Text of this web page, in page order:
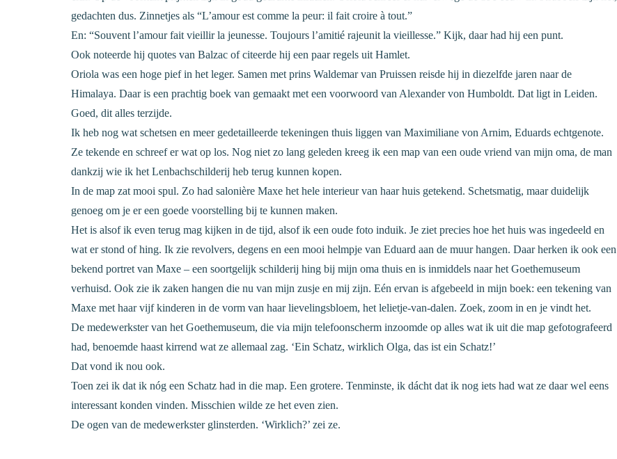
gedachten dus. Zinnetjes als “L’amour est comme la peur: il fait croire à tout.”
En: “Souvent l’amour fait vieillir la jeunesse. Toujours l’amitié rajeunit la vieillesse.” Kijk, daar had hij een punt.
Ook noteerde hij quotes van Balzac of citeerde hij een paar regels uit Hamlet.
Oriola was een hoge pief in het leger. Samen met prins Waldemar van Pruissen reisde hij in diezelfde jaren naar de
Himalaya. Daar is een prachtig boek van gemaakt met een voorwoord van Alexander von Humboldt. Dat ligt in Leiden.
Goed, dit alles terzijde.
Ik heb nog wat schetsen en meer gedetailleerde tekeningen thuis liggen van Maximiliane von Arnim, Eduards echtgenote.
Ze tekende en schreef er wat op los. Nog niet zo lang geleden kreeg ik een map van een oude vriend van mijn oma, de man
dankzij wie ik het Lenbachschilderij heb terug kunnen kopen.
In de map zat mooi spul. Zo had salonière Maxe het hele interieur van haar huis getekend. Schetsmatig, maar duidelijk
genoeg om je er een goede voorstelling bij te kunnen maken.
Het is alsof ik even terug mag kijken in de tijd, alsof ik een oude foto induik. Je ziet precies hoe het huis was ingedeeld en
wat er stond of hing. Ik zie revolvers, degens en een mooi helmpje van Eduard aan de muur hangen. Daar herken ik ook een
bekend portret van Maxe – een soortgelijk schilderij hing bij mijn oma thuis en is inmiddels naar het Goethemuseum
verhuisd. Ook zie ik zaken hangen die nu van mijn zusje en mij zijn. Eén ervan is afgebeeld in mijn boek: een tekening van
Maxe met haar vijf kinderen in de vorm van haar lievelingsbloem, het lelietje-van-dalen. Zoek, zoom in en je vindt het.
De medewerkster van het Goethemuseum, die via mijn telefoonscherm inzoomde op alles wat ik uit die map gefotografeerd
had, benoemde haast kirrend wat ze allemaal zag. ‘Ein Schatz, wirklich Olga, das ist ein Schatz!’
Dat vond ik nou ook.
Toen zei ik dat ik nóg een Schatz had in die map. Een grotere. Tenminste, ik dácht dat ik nog iets had wat ze daar wel eens
interessant konden vinden. Misschien wilde ze het even zien.
De ogen van de medewerkster glinsterden. ‘Wirklich?’ zei ze.